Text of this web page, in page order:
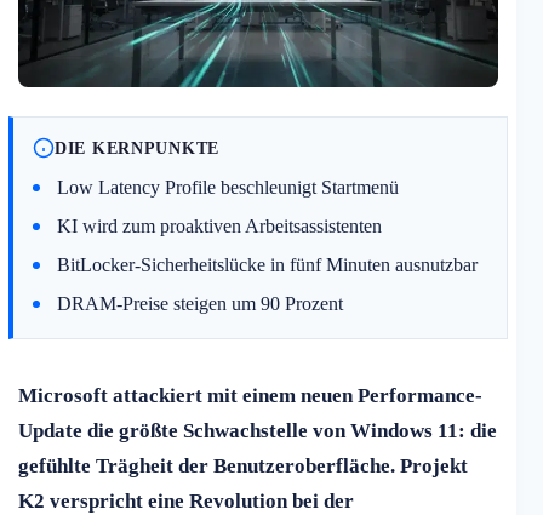
DIE KERNPUNKTE
Low Latency Profile beschleunigt Startmenü
KI wird zum proaktiven Arbeitsassistenten
BitLocker-Sicherheitslücke in fünf Minuten ausnutzbar
DRAM-Preise steigen um 90 Prozent
Microsoft attackiert mit einem neuen Performance-
Update die größte Schwachstelle von Windows 11: die
gefühlte Trägheit der Benutzeroberfläche. Projekt
K2 verspricht eine Revolution bei der